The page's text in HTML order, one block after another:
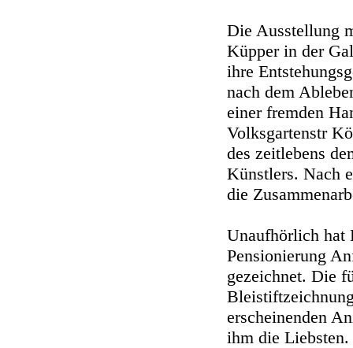
Die Ausstellung
Küpper in der
ihre
nach dem
einer fremden
Volksgartenstr
des zeitlebens
Künstlers. Nach
die
Unaufhörlich hat
Pensionierung
gezeichnet. Die
erscheinenden
ihm die Liebsten.